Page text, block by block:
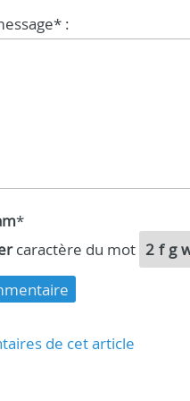
:
*
caractère du mot
de cet article